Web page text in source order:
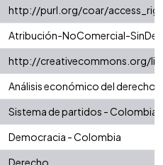
http://purl.org/coar/
Atribución-NoComercial-
http://creativecommons.org/
Análisis económico del derecho
Sistema de partidos - Colombia
Democracia - Colombia
Derecho